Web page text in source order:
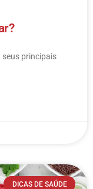
seus principais
DICAS DE SAÚDE